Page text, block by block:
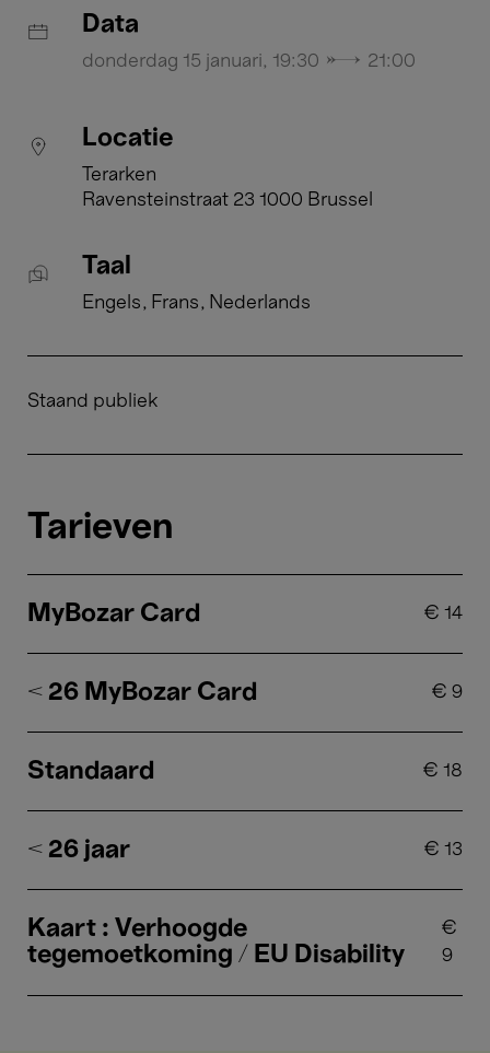
Data
donderdag 15 januari, 19:30 → 21:00
Locatie
Terarken
Ravensteinstraat 23 1000 Brussel
Taal
Engels Frans Nederlands
Staand publiek
Tarieven
MyBozar Card € 14
< 26 MyBozar Card € 9
Standaard € 18
< 26 jaar € 13
Kaart : Verhoogde
tegemoetkoming / EU Disability
€
9